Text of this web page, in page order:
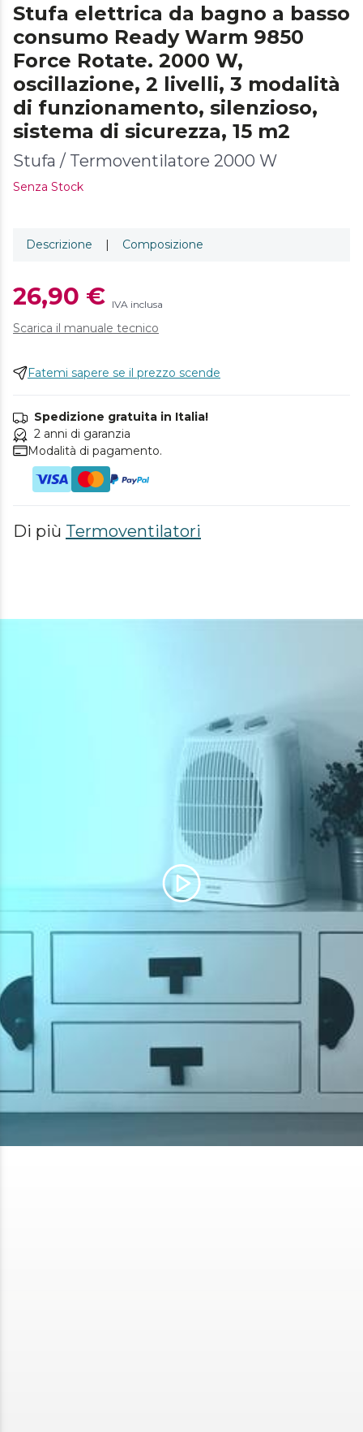
Stufa elettrica da bagno a basso
consumo Ready Warm 9850
Force Rotate. 2000 W,
oscillazione, 2 livelli, 3 modalità
di funzionamento, silenzioso,
sistema di sicurezza, 15 m2
Stufa / Termoventilatore 2000 W
Senza Stock
Descrizione | Composizione
26,90 € IVA inclusa
Scarica il manuale tecnico
Fatemi sapere se il prezzo scende
Spedizione gratuita in Italia!
2 anni di garanzia
Modalità di pagamento.
Di più Termoventilatori